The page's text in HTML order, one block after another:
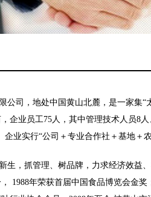
司，地处中国黄山北麓，是一家集“
，企业员工75人，其中管理技术人员8
企业实行“公司＋专业合作社＋基地＋
，抓管理、树品牌，力求经济效益、
1988年荣获首届中国食品博览会金奖